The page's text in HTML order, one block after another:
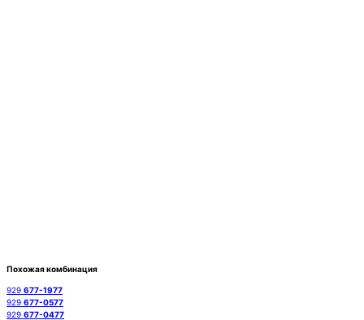
Похожая комбинация
929 677-1977
929 677-0577
929 677-0477